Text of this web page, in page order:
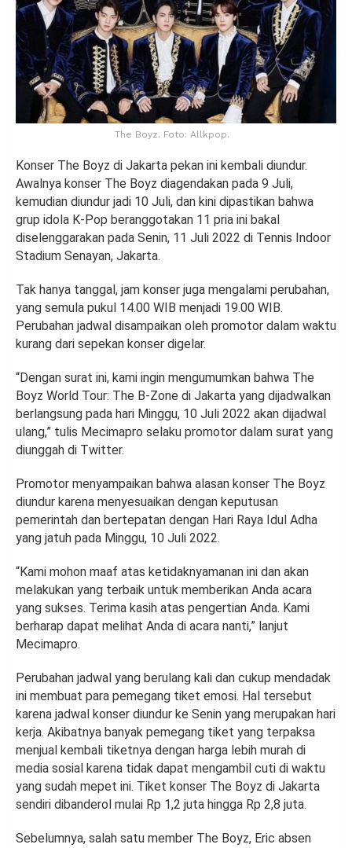
The Boyz. Foto: Allkpop.
Konser The Boyz di Jakarta pekan ini kembali diundur.
Awalnya konser The Boyz diagendakan pada 9 Juli,
kemudian diundur jadi 10 Juli, dan kini dipastikan bahwa
grup idola K-Pop beranggotakan 11 pria ini bakal
diselenggarakan pada Senin, 11 Juli 2022 di Tennis Indoor
Stadium Senayan, Jakarta.
Tak hanya tanggal, jam konser juga mengalami perubahan,
yang semula pukul 14.00 WIB menjadi 19.00 WIB.
Perubahan jadwal disampaikan oleh promotor dalam waktu
kurang dari sepekan konser digelar.
“Dengan surat ini, kami ingin mengumumkan bahwa The
Boyz World Tour: The B-Zone di Jakarta yang dijadwalkan
berlangsung pada hari Minggu, 10 Juli 2022 akan dijadwal
ulang,” tulis Mecimapro selaku promotor dalam surat yang
diunggah di Twitter.
Promotor menyampaikan bahwa alasan konser The Boyz
diundur karena menyesuaikan dengan keputusan
pemerintah dan bertepatan dengan Hari Raya Idul Adha
yang jatuh pada Minggu, 10 Juli 2022.
“Kami mohon maaf atas ketidaknyamanan ini dan akan
melakukan yang terbaik untuk memberikan Anda acara
yang sukses. Terima kasih atas pengertian Anda. Kami
berharap dapat melihat Anda di acara nanti,” lanjut
Mecimapro.
Perubahan jadwal yang berulang kali dan cukup mendadak
ini membuat para pemegang tiket emosi. Hal tersebut
karena jadwal konser diundur ke Senin yang merupakan hari
kerja. Akibatnya banyak pemegang tiket yang terpaksa
menjual kembali tiketnya dengan harga lebih murah di
media sosial karena tidak dapat mengambil cuti di waktu
yang sudah mepet ini. Tiket konser The Boyz di Jakarta
sendiri dibanderol mulai Rp 1,2 juta hingga Rp 2,8 juta.
Sebelumnya, salah satu member The Boyz, Eric absen